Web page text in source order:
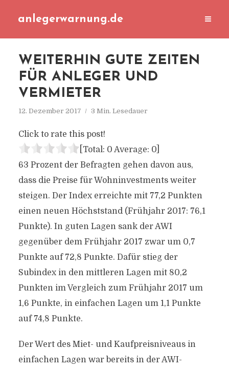
anlegerwarnung.de
WEITERHIN GUTE ZEITEN
FÜR ANLEGER UND
VERMIETER
12. Dezember 2017 3 Min. Lesedauer
Click to rate this post!
[Total: 0 Average: 0]
63 Prozent der Befragten gehen davon aus,
dass die Preise für Wohninvestments weiter
steigen. Der Index erreichte mit 77,2 Punkten
einen neuen Höchststand (Frühjahr 2017: 76,1
Punkte). In guten Lagen sank der AWI
gegenüber dem Frühjahr 2017 zwar um 0,7
Punkte auf 72,8 Punkte. Dafür stieg der
Subindex in den mittleren Lagen mit 80,2
Punkten im Vergleich zum Frühjahr 2017 um
1,6 Punkte, in einfachen Lagen um 1,1 Punkte
auf 74,8 Punkte.
Der Wert des Miet- und Kaufpreisniveaus in
einfachen Lagen war bereits in der AWI-